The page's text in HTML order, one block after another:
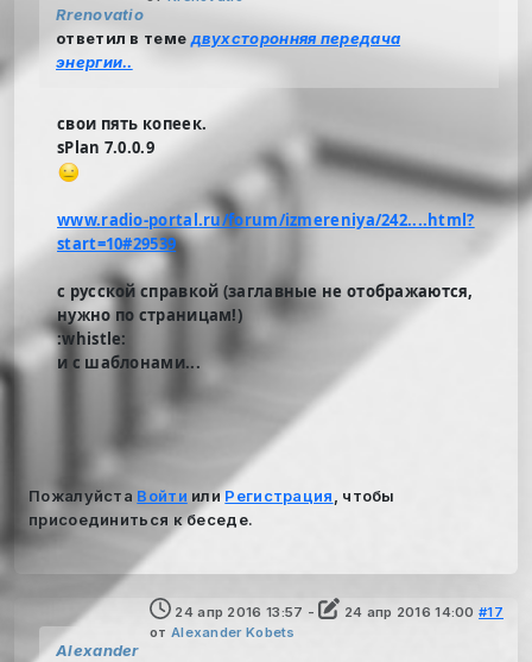
Rrenovatio
ответил в теме двухсторонняя передача
энергии..
свои пять копеек.
sPlan 7.0.0.9
www.radio-portal.ru/forum/izmereniya/242....html?
start=10#29539
с русской справкой (заглавные не отображаются,
нужно по страницам!)
:whistle:
и с шаблонами...
Пожалуйста Войти илиРегистрация
, чтобы
присоединиться к беседе.
24 апр 2016 13:57 - 24 апр 2016 14:00 #17
от Alexander Kobets
Alexander